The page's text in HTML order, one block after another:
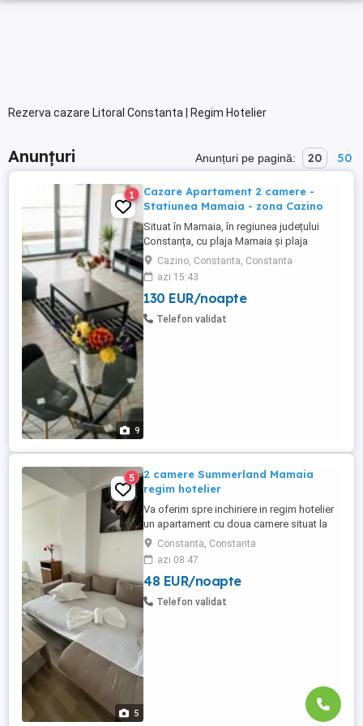
Rezerva cazare Litoral Constanta | Regim Hotelier
Anunțuri Anunțuri pe pagină: 20 50
9
1
Cazare Apartament 2 camere -
Statiunea Mamaia - zona Cazino
Situat în Mamaia, în regiunea județului
Constanța, cu plaja Mamaia și plaja
Myrtos în apropiere, Diamond View
Apartments oferă cazare cu parcare
privată gratuită garantată pentru fiecare
apartament. Apartamente cu doua camera
de inchiriat in regim hotelier, Statiunea
Cazino, Constanta, Constanta
azi 15:43
130 EUR/noapte
Telefon validat
5
5
2 camere Summerland Mamaia
regim hotelier
Va oferim spre inchiriere in regim hotelier
un apartament cu doua camere situat la
Summerland Residence - Mamaia
Apartamentul are o suprafata de 65 mp si
este compus din living cu canapea
extensibilă și dormitor cu pat matrimonial,
avand balcon propriu dotat cu mobilier de
Constanta, Constanta
azi 08:47
48 EUR/noapte
Telefon validat